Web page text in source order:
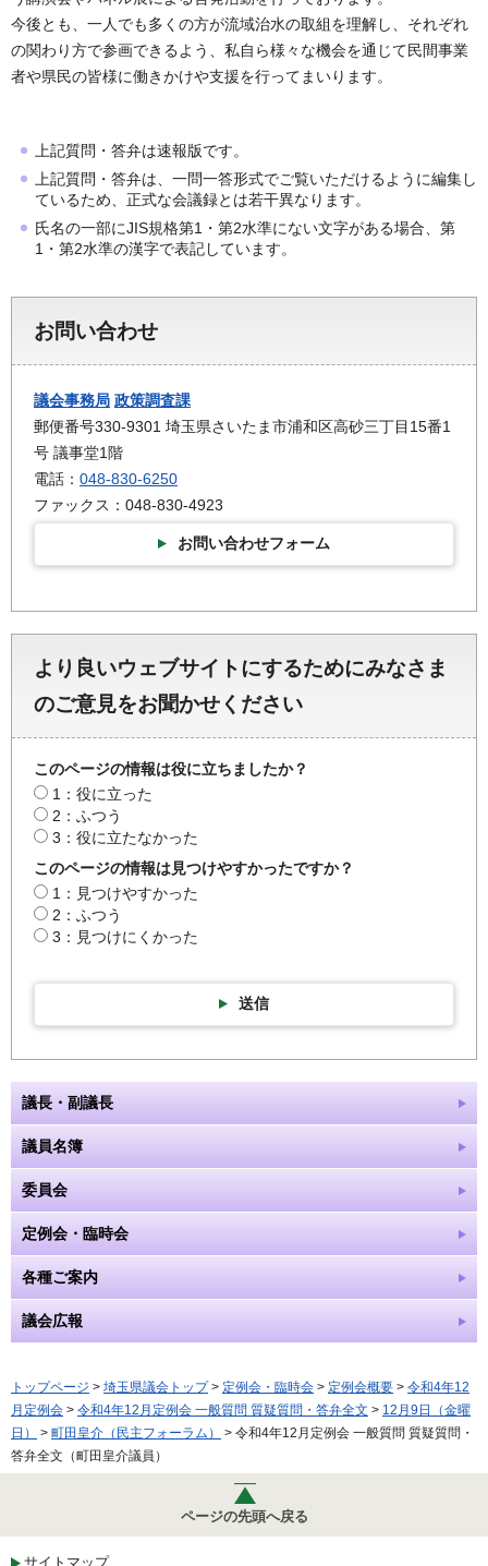
今後とも、一人でも多くの方が流域治水の取組を理解し、それぞれ
の関わり方で参画できるよう、私自ら様々な機会を通じて民間事業
者や県民の皆様に働きかけや支援を行ってまいります。
上記質問・答弁は速報版です。
上記質問・答弁は、一問一答形式でご覧いただけるように編集し
ているため、正式な会議録とは若干異なります。
氏名の一部にJIS規格第1・第2水準にない文字がある場合、第
1・第2水準の漢字で表記しています。
お問い合わせ
議会事務局 政策調査課
郵便番号330-9301 埼玉県さいたま市浦和区高砂三丁目15番1
号 議事堂1階
電話： 048-830-6250
ファックス：048-830-4923
お問い合わせフォーム
より良いウェブサイトにするためにみなさま
のご意見をお聞かせください
このページの情報は役に立ちましたか？
1：役に立った
2：ふつう
3：役に立たなかった
このページの情報は見つけやすかったですか？
1：見つけやすかった
2：ふつう
3：見つけにくかった
送信
議長・副議長
議員名簿
委員会
定例会・臨時会
各種ご案内
議会広報
トップページ > 埼玉県議会トップ> 定例会・臨時会 > 定例会概要 > 令和4年12
月定例会 > 令和4年12月定例会 一般質問 質疑質問・答弁全文 > 12月9日（金曜
日）
> 町田皇介（民主フォーラム）
> 令和4年12月定例会 一般質問 質疑質問・
答弁全文（町田皇介議員）
ページの先頭へ戻る
サイトマップ